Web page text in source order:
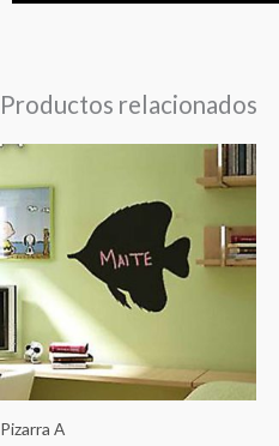
Productos relacionados
Pizarra A
Rango
de
precios:
desde
€21.00